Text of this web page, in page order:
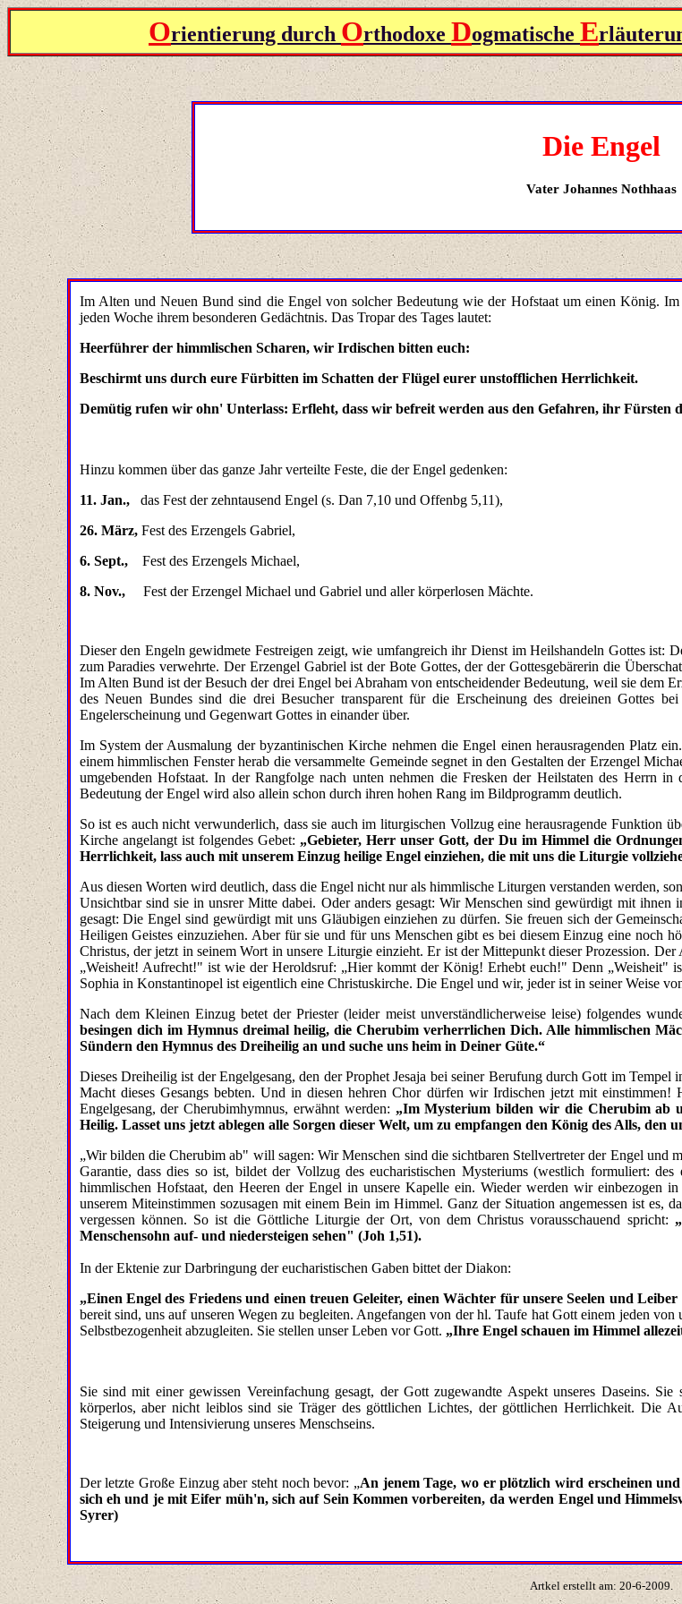
Orientierung durch Orthodoxe Dogmatische E
Die Engel
Vater Johannes Nothhaas
Im Alten und Neuen Bund sind die Engel von solcher Bedeutung wie der Hofstaat um einen König.
jeden Woche ihrem besonderen Gedächtnis. Das Tropar des Tages lautet:
Heerführer der himmlischen Scharen, wir Irdischen bitten euch:
Beschirmt uns durch eure Fürbitten im Schatten der Flügel eurer unstofflichen Herrlichkeit.
Demütig rufen wir ohn' Unterlass: Erfleht, dass wir befreit werden aus den Gefahren, ihr Fürsten
Hinzu kommen über das ganze Jahr verteilte Feste, die der Engel gedenken:
11. Jan., das Fest der zehntausend Engel (s. Dan 7,10 und Offenbg 5,11),
26. März, Fest des Erzengels Gabriel,
6. Sept.,
Fest des Erzengels Michael,
8. Nov.,
Fest der Erzengel Michael und Gabriel und aller körperlosen Mächte.
Dieser den Engeln gewidmete Festreigen zeigt, wie umfangreich ihr Dienst im Heilshandeln Gottes ist:
zum Paradies verwehrte. Der Erzengel Gabriel ist der Bote Gottes, der der Gottesgebärerin die
Im Alten Bund ist der Besuch der drei Engel bei Abraham von entscheidender Bedeutung, weil sie dem
des Neuen Bundes sind die drei Besucher transparent für die Erscheinung des dreieinen Gottes
Engelerscheinung und Gegenwart Gottes in einander über.
Im System der Ausmalung der byzantinischen Kirche nehmen die Engel einen herausragenden Platz
einem himmlischen Fenster herab die versammelte Gemeinde segnet in den Gestalten der Erzengel
umgebenden Hofstaat. In der Rangfolge nach unten nehmen die Fresken der Heilstaten des Herrn
Bedeutung der Engel wird also allein schon durch ihren hohen Rang im Bildprogramm deutlich.
So ist es auch nicht verwunderlich, dass sie auch im liturgischen Vollzug eine herausragende Funktion
Kirche angelangt ist folgendes Gebet: „Gebieter, Herr unser Gott, der Du im Himmel die
Herrlichkeit, lass auch mit unserem Einzug heilige Engel einziehen, die mit uns die Liturgie
Aus diesen Worten wird deutlich, dass die Engel nicht nur als himmlische Liturgen verstanden werden,
Unsichtbar sind sie in unsrer Mitte dabei. Oder anders gesagt: Wir Menschen sind gewürdigt mit
gesagt: Die Engel sind gewürdigt mit uns Gläubigen einziehen zu dürfen. Sie freuen sich der
Heiligen Geistes einzuziehen. Aber für sie und für uns Menschen gibt es bei diesem Einzug eine noch
Christus, der jetzt in seinem Wort in unsere Liturgie einzieht. Er ist der Mittepunkt dieser Prozession.
„Weisheit! Aufrecht!" ist wie der Heroldsruf: „Hier kommt der König! Erhebt euch!" Denn „Weisheit"
Sophia in Konstantinopel ist eigentlich eine Christuskirche. Die Engel und wir, jeder ist in seiner Weise
Nach dem Kleinen Einzug betet der Priester (leider meist unverständlicherweise leise) folgendes
besingen dich im Hymnus dreimal heilig, die Cherubim verherrlichen Dich. Alle himmlischen
Sündern den Hymnus des Dreiheilig an und suche uns heim in Deiner Güte.“
Dieses Dreiheilig ist der Engelgesang, den der Prophet Jesaja bei seiner Berufung durch Gott im
Macht dieses Gesangs bebten. Und in diesen hehren Chor dürfen wir Irdischen jetzt mit einstimmen!
Engelgesang, der Cherubimhymnus, erwähnt werden: „Im Mysterium bilden wir die Cherubim ab
Heilig. Lasset uns jetzt ablegen alle Sorgen dieser Welt, um zu empfangen den König des Alls, den
„Wir bilden die Cherubim ab" will sagen: Wir Menschen sind die sichtbaren Stellvertreter der Engel und
Garantie, dass dies so ist, bildet der Vollzug des eucharistischen Mysteriums (westlich formuliert:
himmlischen Hofstaat, den Heeren der Engel in unsere Kapelle ein. Wieder werden wir einbezogen
unserem Miteinstimmen sozusagen mit einem Bein im Himmel. Ganz der Situation angemessen ist es,
vergessen können. So ist die Göttliche Liturgie der Ort, von dem Christus vorausschauend spricht:
Menschensohn auf- und niedersteigen sehen" (Joh 1,51).
In der Ektenie zur Darbringung der eucharistischen Gaben bittet der Diakon:
„Einen Engel des Friedens und einen treuen Geleiter, einen Wächter für unsere Seelen und
bereit sind, uns auf unseren Wegen zu begleiten. Angefangen von der hl. Taufe hat Gott einem jeden
Selbstbezogenheit abzugleiten. Sie stellen unser Leben vor Gott. „Ihre Engel schauen im Himmel
Sie sind mit einer gewissen Vereinfachung gesagt, der Gott zugewandte Aspekt unseres Daseins.
körperlos, aber nicht leiblos sind sie Träger des göttlichen Lichtes, der göttlichen Herrlichkeit. Die
Steigerung und Intensivierung unseres Menschseins.
Der letzte Große Einzug aber steht noch bevor: „An jenem Tage, wo er plötzlich wird erscheinen
sich eh und je mit Eifer müh'n, sich auf Sein Kommen vorbereiten, da werden Engel und
Syrer)
Artkel erstellt am: 20-6-2009.